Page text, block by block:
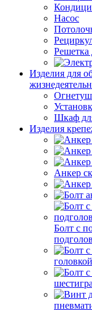
Насос
Решетка
Изделия для
Шкаф
Изделия
Анкер
Болт с
головкой